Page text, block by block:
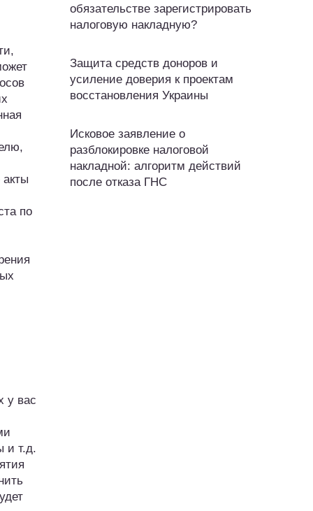
по
у вас
и т.д.
обязательстве зарегистрировать
налоговую накладную?
Защита средств доноров и
усиление доверия к проектам
восстановления Украины
Исковое заявление о
разблокировке налоговой
накладной: алгоритм действий
после отказа ГНС